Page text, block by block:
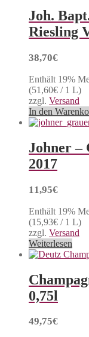
Joh.
Riesling
38,70€
Enthält 19%
(51,60€ / 1 L)
zzgl. Versand
In den
Johner –
2017
11,95€
Enthält 19%
(15,93€ / 1 L)
zzgl. Versand
Weiterlesen
0,75l
49,75€